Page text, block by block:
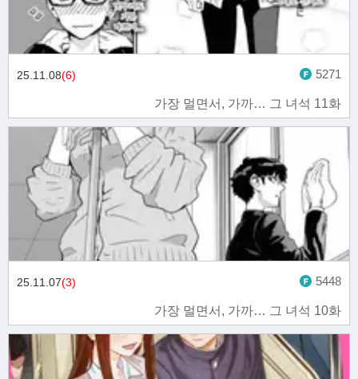
가장 멀면서, 가까… 그 녀석 11화
25.11.08(6) 5271
가장 멀면서, 가까… 그 녀석 10화
25.11.07(3) 5448